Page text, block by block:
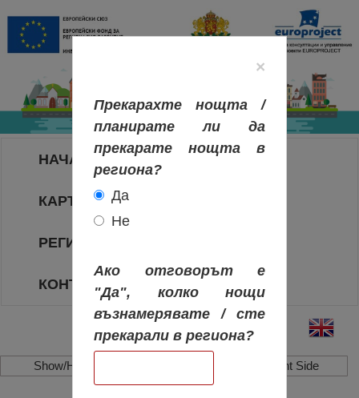
НАЧАЛО
КАРТА НА РЕГИОНИТЕ
РЕГИОНИ
КОНТАКТИ
Show/Hide Left Side Show/Hide Right Side
×
Прекарахте нощта /
планирате ли да
прекарате нощта в
региона?
Да
Не
Ако отговорът е
"Да", колко нощи
възнамерявате / сте
прекарали в региона?